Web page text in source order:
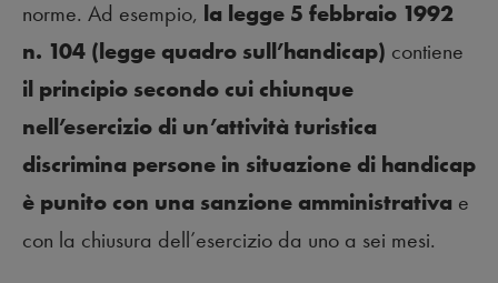
norme. Ad esempio, la legge 5 febbraio 1992
n. 104 (legge quadro sull’handicap) contiene
il principio secondo cui chiunque
nell’esercizio di un’attività turistica
discrimina persone in situazione di handicap
è punito con una sanzione amministrativa e
con la chiusura dell’esercizio da uno a sei mesi.